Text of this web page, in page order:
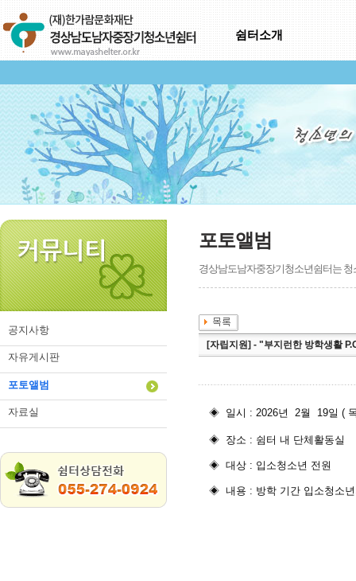
쉼터소개
공지사항
자유게시판
포토앨범
자료실
포토앨범
경상남도남자중장기청소년쉼터는
[자립지원] - "부지런한 방학생활
◈ 일시 : 2026년 2월 19일 (
◈ 장소 : 쉼터 내 단체활동실
◈ 대상 : 입소청소년 전원
◈ 내용 : 방학 기간 입소청소년